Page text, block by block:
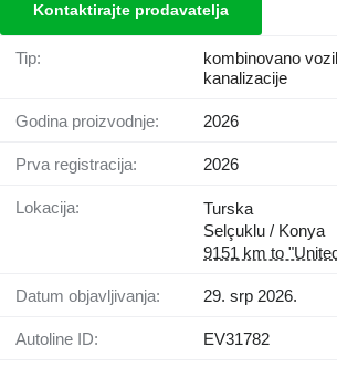
Kontaktirajte prodavatelja
Tip:
kombinovano
kanalizacije
Godina proizvodnje: 2026
Prva registracija: 2026
Lokacija:
Turska
Selçuklu / Konya
9151 km to
Datum objavljivanja: 29. srp 2026.
Autoline ID: EV31782